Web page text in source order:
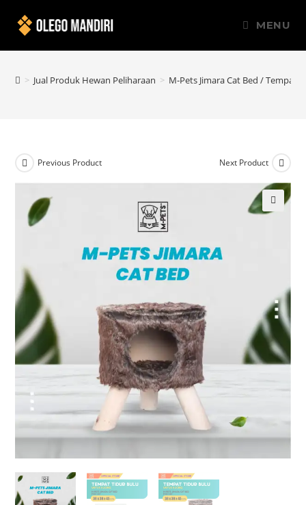
MENU
> Jual Produk Hewan Peliharaan > M-Pets Jimara Cat Bed / Tempat
Previous Product Next Product
🔍